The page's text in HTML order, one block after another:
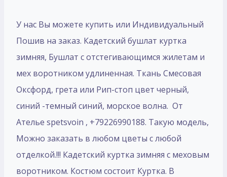
У нас Вы можете купить или Индивидуальный
Пошив на заказ. Кадетский бушлат куртка
зимняя, Бушлат с отстегивающимся жилетам и
мех воротником удлиненная. Ткань Смесовая
Оксфорд, грета или Рип-стоп цвет черный,
синий -темный синий, морское волна. От
Ателье spetsvoin , +79226990188. Такую модель,
Mожно заказать в любом цветы с любой
отделкой.!!! Кадетский куртка зимняя с меховым
воротником. Костюм состоит Куртка. В